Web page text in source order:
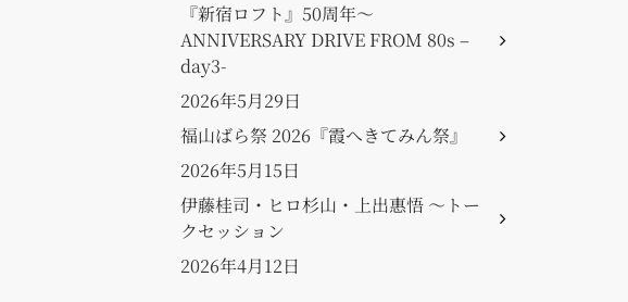
『新宿ロフト』50周年〜
ANNIVERSARY DRIVE FROM 80s –
day3-
2026年5月29日
福山ばら祭 2026『霞へきてみん祭』
2026年5月15日
伊藤桂司・ヒロ杉山・上出惠悟 〜トー
クセッション
2026年4月12日